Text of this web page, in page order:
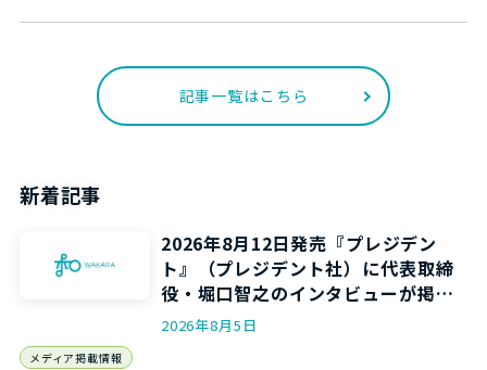
記事一覧はこちら
新着記事
2026年8月12日発売『プレジデン
ト』（プレジデント社）に代表取締
役・堀口智之のインタビューが掲載
されます
2026年8月5日
メディア掲載情報